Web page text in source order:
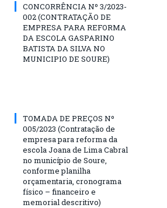
CONCORRÊNCIA Nº 3/2023-
002 (CONTRATAÇÃO DE
EMPRESA PARA REFORMA
DA ESCOLA GASPARINO
BATISTA DA SILVA NO
MUNICIPIO DE SOURE)
TOMADA DE PREÇOS Nº
005/2023 (Contratação de
empresa para reforma da
escola Joana de Lima Cabral
no município de Soure,
conforme planilha
orçamentaria, cronograma
físico – financeiro e
memorial descritivo)